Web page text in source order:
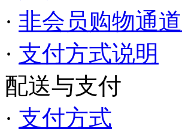
· 非会员购物通道
· 支付方式说明
配送与支付
· 支付方式